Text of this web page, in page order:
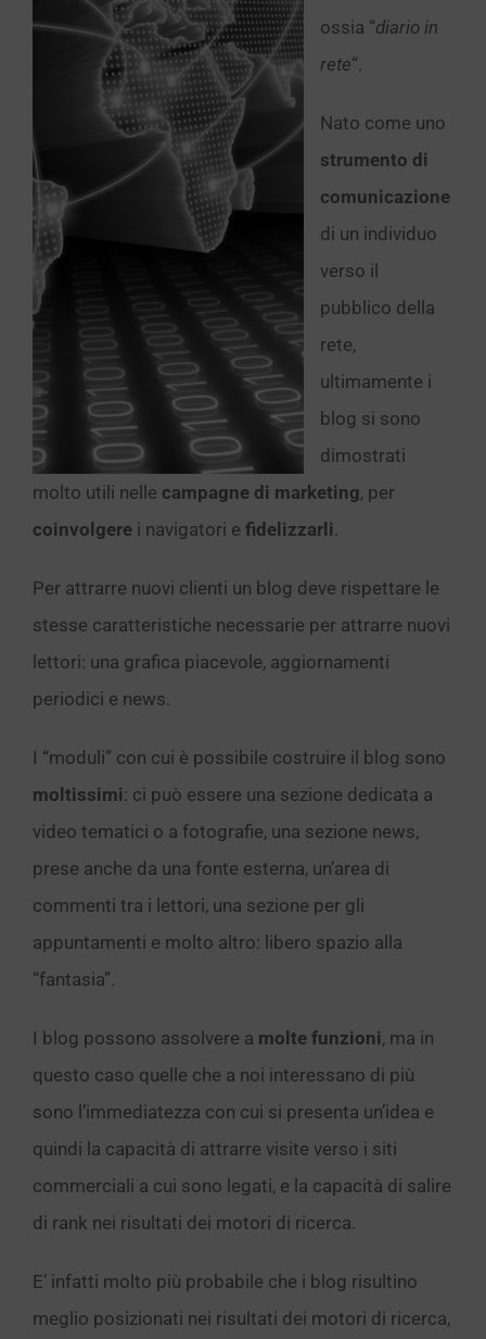
ossia “diario in
rete“.
Nato come uno
strumento di
comunicazione
di un individuo
verso il
pubblico della
rete,
ultimamente i
blog si sono
dimostrati
molto utili nelle campagne di marketing, per
coinvolgere i navigatori e fidelizzarli.
Per attrarre nuovi clienti un blog deve rispettare le
stesse caratteristiche necessarie per attrarre nuovi
lettori: una grafica piacevole, aggiornamenti
periodici e news.
I “moduli” con cui è possibile costruire il blog sono
moltissimi: ci può essere una sezione dedicata a
video tematici o a fotografie, una sezione news,
prese anche da una fonte esterna, un’area di
commenti tra i lettori, una sezione per gli
appuntamenti e molto altro: libero spazio alla
“fantasia”.
I blog possono assolvere a molte funzioni, ma in
questo caso quelle che a noi interessano di più
sono l’immediatezza con cui si presenta un’idea e
quindi la capacità di attrarre visite verso i siti
commerciali a cui sono legati, e la capacità di salire
di rank nei risultati dei motori di ricerca.
E’ infatti molto più probabile che i blog risultino
meglio posizionati nei risultati dei motori di ricerca,